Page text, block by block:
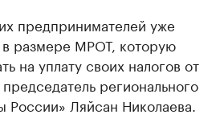
предпринимателей уже
в размере МРОТ, которую
на уплату своих налогов от
регионального
России» Ляйсан Николаева.